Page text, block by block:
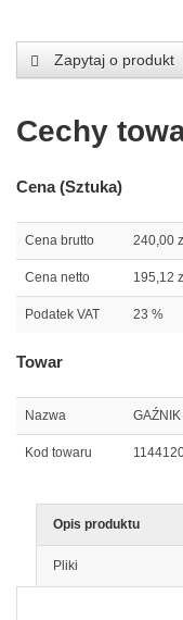
Zapytaj o produkt
Cechy
Cena (Sztuka)
Cena brutto 240,00
Cena netto 195,12
Podatek VAT 23 %
Towar
Nazwa
Kod towaru
Opis produktu
Pliki